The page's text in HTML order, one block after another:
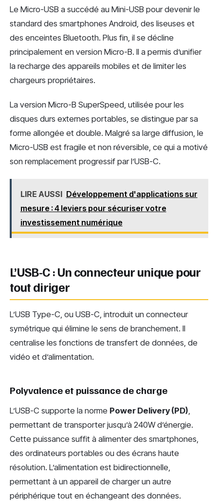
Le Micro-USB a succédé au Mini-USB pour devenir le
standard des smartphones Android, des liseuses et
des enceintes Bluetooth. Plus fin, il se décline
principalement en version Micro-B. Il a permis d’unifier
la recharge des appareils mobiles et de limiter les
chargeurs propriétaires.
La version Micro-B SuperSpeed, utilisée pour les
disques durs externes portables, se distingue par sa
forme allongée et double. Malgré sa large diffusion, le
Micro-USB est fragile et non réversible, ce qui a motivé
son remplacement progressif par l’USB-C.
LIRE AUSSI Développement d'applications sur
mesure : 4 leviers pour sécuriser votre
investissement numérique
L’USB-C : Un connecteur unique pour
tout diriger
L’USB Type-C, ou USB-C, introduit un connecteur
symétrique qui élimine le sens de branchement. Il
centralise les fonctions de transfert de données, de
vidéo et d’alimentation.
Polyvalence et puissance de charge
L’USB-C supporte la norme Power Delivery (PD)
permettant de transporter jusqu’à 240W d’énergie.
Cette puissance suffit à alimenter des smartphones,
des ordinateurs portables ou des écrans haute
résolution. L’alimentation est bidirectionnelle,
permettant à un appareil de charger un autre
périphérique tout en échangeant des données.